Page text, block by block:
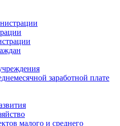
заработной плате
малого и среднего